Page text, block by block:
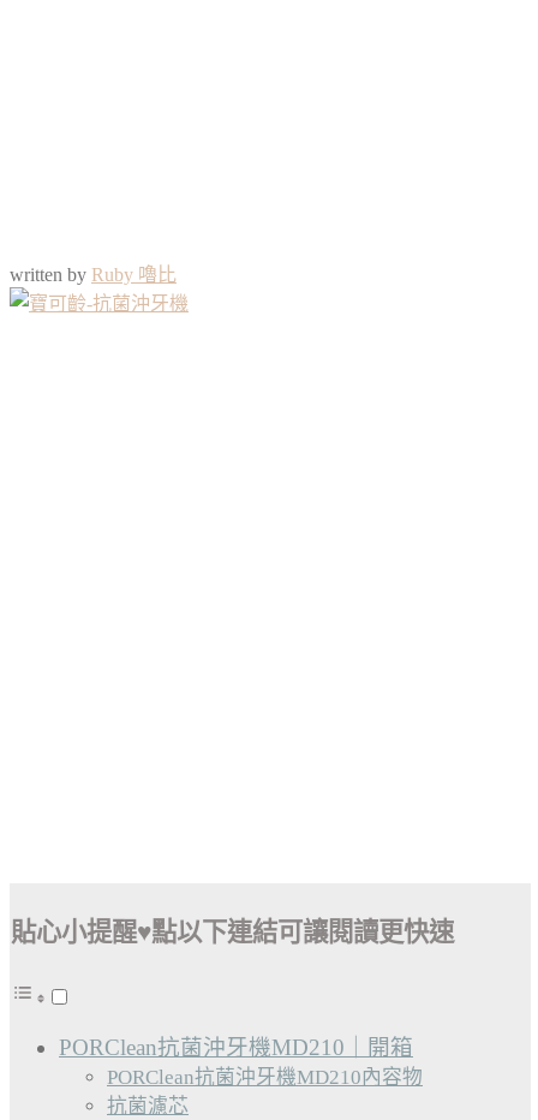
written by Ruby 嚕比
貼心小提醒♥點以下連結可讓閱讀更快速
PORClean抗菌沖牙機MD210｜開箱
PORClean抗菌沖牙機MD210內容物
抗菌濾芯